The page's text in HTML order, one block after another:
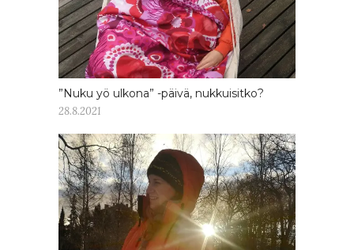
”Nuku yö ulkona” -päivä, nukkuisitko?
28.8.2021